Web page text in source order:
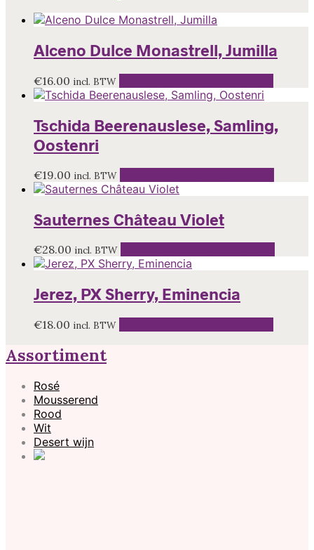
Alceno Dulce Monastrell, Jumilla
€16.00 incl. BTW
Tschida Beerenauslese, Samling,
Oostenri
€19.00 incl. BTW
Sauternes Château Violet
€28.00 incl. BTW
Jerez, PX Sherry, Eminencia
€18.00 incl. BTW
Assortiment
Rosé
Mousserend
Rood
Wit
Desert wijn